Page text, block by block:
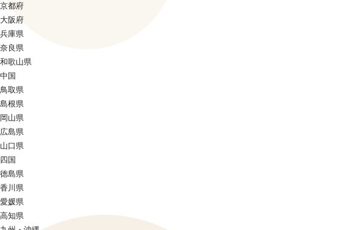
京都府
大阪府
兵庫県
奈良県
和歌山県
中国
鳥取県
島根県
岡山県
広島県
山口県
四国
徳島県
香川県
愛媛県
高知県